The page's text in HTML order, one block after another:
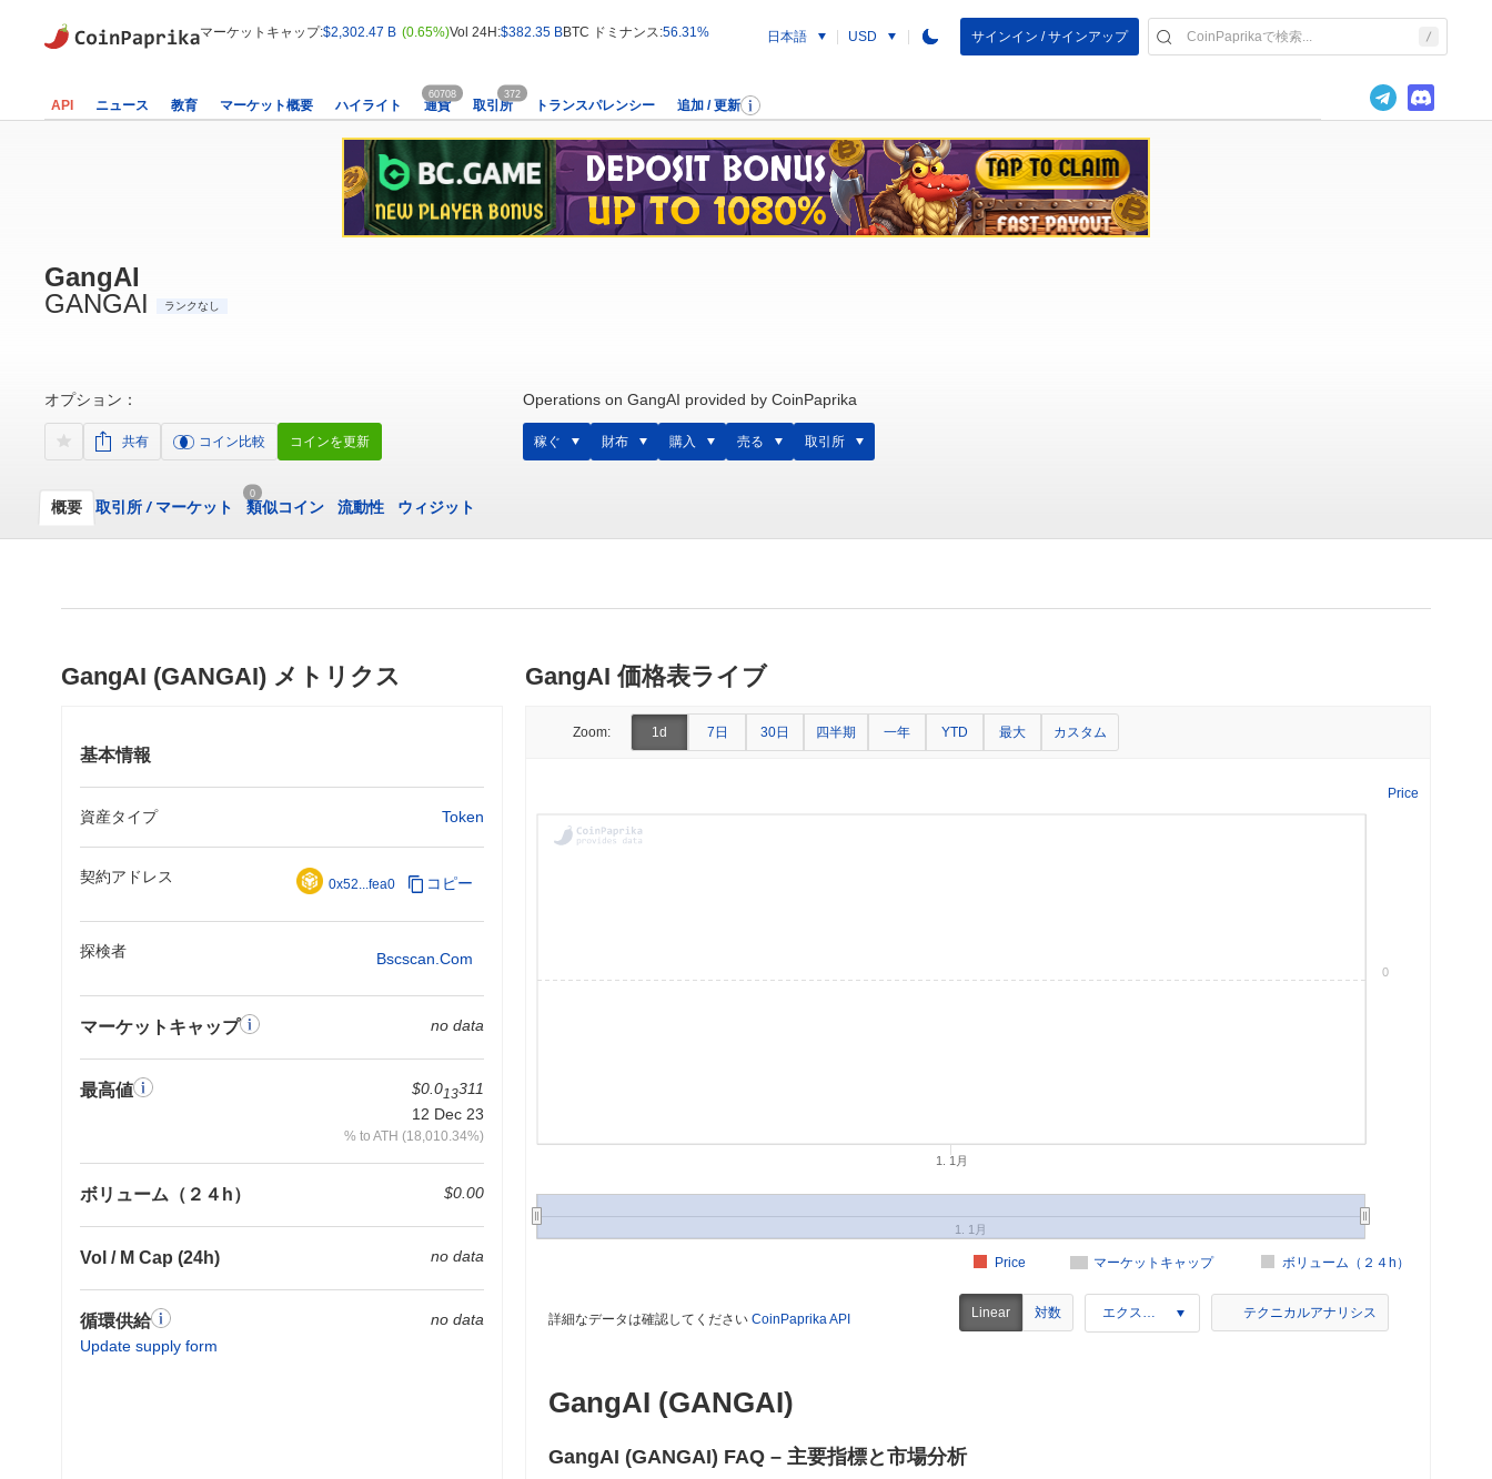
マーケットキャップ:$2,302.47 B (0.65%)Vol 24H:$382.35 BBTC ドミナンス:56.31% 日本語 USD サインイン / サインアップ
API ニュース 教育 マーケット概要 ハイライト 通貨
60708
取引所
372
トランスパレンシー 追加 / 更新
GangAI
GANGAI
ランクなし
オプション：
共有 コイン比較 コインを更新
Operations on GangAI provided by CoinPaprika
稼ぐ 財布 購入 売る 取引所
概要 取引所 /マーケット
0
類似コイン 流動性 ウィジット
GangAI (GANGAI) メトリクス
基本情報
資産タイプ Token
契約アドレス 0x52...fea0 コピー
探検者 Bscscan.com
マーケットキャップ no data
最高値 $0.013311
12 Dec 23
% to ATH (18,010.34%)
ボリューム（２４h） $0.00
Vol / M Cap (24h) no data
循環供給
Update supply form
no data
GangAI 価格表ライブ
Zoom: 1d 7日 30日 四半期 一年 YTD 最大 カスタム
Price
マーケットキャップ ボリューム（２４h）
Price
1. 1月
1. 1月
0
詳細なデータは確認してください CoinPaprika API Linear 対数 エクスポート テクニカルアナリシス
GangAI (GANGAI)
GangAI (GANGAI) FAQ – 主要指標と市場分析